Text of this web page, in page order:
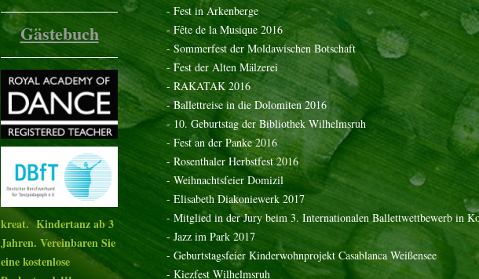
- Fest in Arkenberge
- Fête de la Musique 2016
- Sommerfest der Moldawischen Botschaft
- Fest der Alten Mälzerei
- RAKATAK 2016
- Ballettreise in die Dolomiten 2016
- 10. Geburtstag der Bibliothek Wilhelmsruh
- Fest an der Panke 2016
- Rosenthaler Herbstfest 2016
- Weihnachtsfeier Domizil
- Elisabeth Diakoniewerk 2017
- Mitglied in der Jury beim 3. Internationalen Ballettwettbewerb in
- Jazz im Park 2017
- Geburtstagsfeier Kinderwohnprojekt Casablanca Weißensee
- Kiezfest Wilhelmsruh
Gästebuch
kreat. Kindertanz ab 3
Jahren. Vereinbaren Sie
eine kostenlose